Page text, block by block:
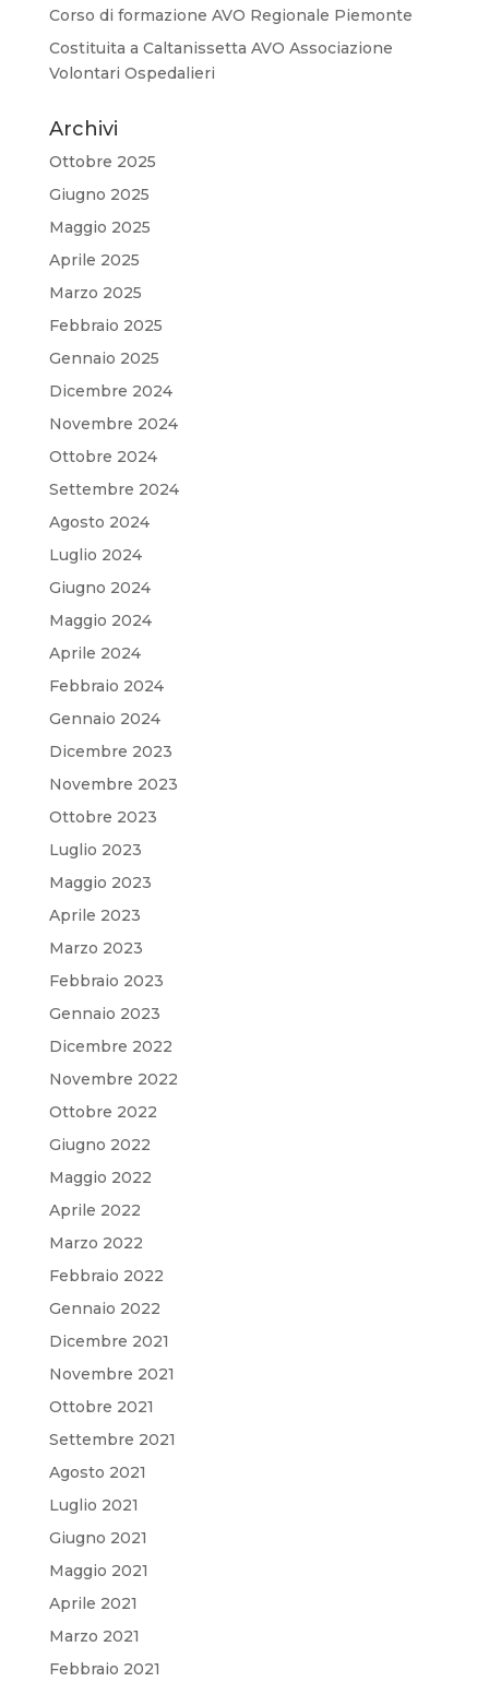
Corso di formazione AVO Regionale Piemonte
Costituita a Caltanissetta AVO Associazione
Volontari Ospedalieri
Archivi
Ottobre 2025
Giugno 2025
Maggio 2025
Aprile 2025
Marzo 2025
Febbraio 2025
Gennaio 2025
Dicembre 2024
Novembre 2024
Ottobre 2024
Settembre 2024
Agosto 2024
Luglio 2024
Giugno 2024
Maggio 2024
Aprile 2024
Febbraio 2024
Gennaio 2024
Dicembre 2023
Novembre 2023
Ottobre 2023
Luglio 2023
Maggio 2023
Aprile 2023
Marzo 2023
Febbraio 2023
Gennaio 2023
Dicembre 2022
Novembre 2022
Ottobre 2022
Giugno 2022
Maggio 2022
Aprile 2022
Marzo 2022
Febbraio 2022
Gennaio 2022
Dicembre 2021
Novembre 2021
Ottobre 2021
Settembre 2021
Agosto 2021
Luglio 2021
Giugno 2021
Maggio 2021
Aprile 2021
Marzo 2021
Febbraio 2021